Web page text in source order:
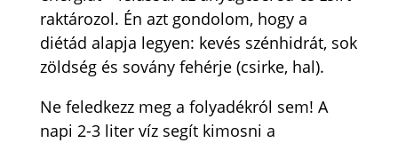
raktározol. Én azt gondolom, hogy a
diétád alapja legyen: kevés szénhidrát, sok
zöldség és sovány fehérje (csirke, hal).
Ne feledkezz meg a folyadékról sem! A
napi 2-3 liter víz segít kimosni a